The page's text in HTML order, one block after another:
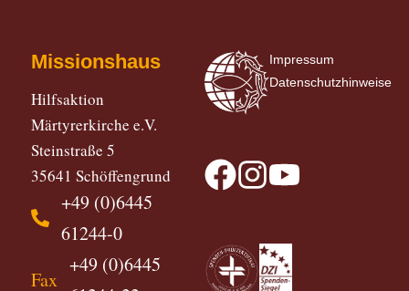
Missionshaus
Hilfsaktion
Märtyrerkirche e.V.
Steinstraße 5
35641 Schöffengrund
+49 (0)6445
61244-0
Fax
+49 (0)6445
Impressum
Datenschutzhinweise